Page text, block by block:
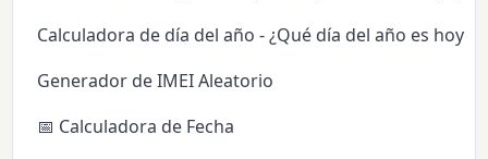
Calculadora de día del año - ¿Qué día del año es hoy?
Generador de IMEI Aleatorio
📅 Calculadora de Fecha